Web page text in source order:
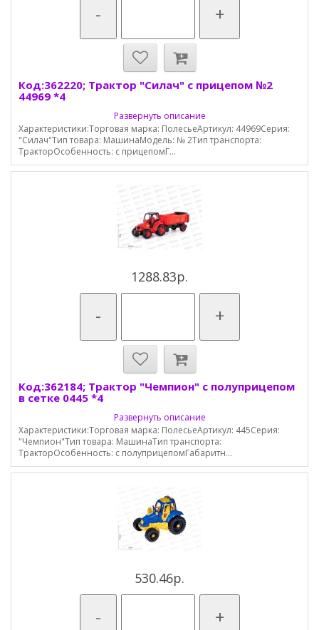
- +
Код:362220; Трактор "Силач" с прицепом №2
44969 *4
Развернуть описание
Характеристики:Торговая марка: ПолесьеАртикул: 44969Серия:
"Силач"Тип товара: МашинаМодель: № 2Тип транспорта:
ТракторОсобенность: с прицепомГ...
1288.83р.
- +
Код:362184; Трактор "Чемпион" с полуприцепом
в сетке 0445 *4
Развернуть описание
Характеристики:Торговая марка: ПолесьеАртикул: 445Серия:
"Чемпион"Тип товара: МашинаТип транспорта:
ТракторОсобенность: с полуприцепомГабаритн...
530.46р.
- +